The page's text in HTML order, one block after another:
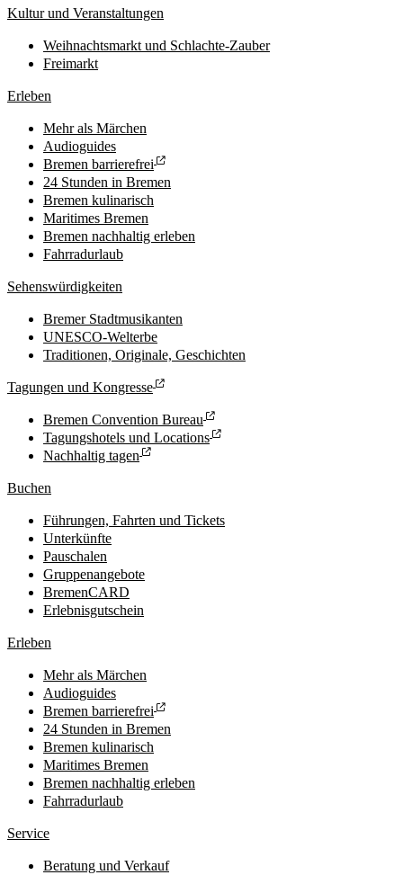
Kultur und Veranstaltungen
Weihnachtsmarkt und Schlachte-Zauber
Freimarkt
Erleben
Mehr als Märchen
Audioguides
Bremen barrierefrei
24 Stunden in Bremen
Bremen kulinarisch
Maritimes Bremen
Bremen nachhaltig erleben
Fahrradurlaub
Sehenswürdigkeiten
Bremer Stadtmusikanten
UNESCO-Welterbe
Traditionen, Originale, Geschichten
Tagungen und Kongresse
Bremen Convention Bureau
Tagungshotels und Locations
Nachhaltig tagen
Buchen
Führungen, Fahrten und Tickets
Unterkünfte
Pauschalen
Gruppenangebote
BremenCARD
Erlebnisgutschein
Erleben
Mehr als Märchen
Audioguides
Bremen barrierefrei
24 Stunden in Bremen
Bremen kulinarisch
Maritimes Bremen
Bremen nachhaltig erleben
Fahrradurlaub
Service
Beratung und Verkauf